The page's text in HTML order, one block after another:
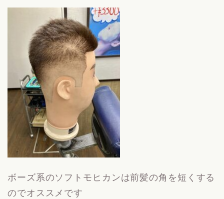
ボーズ系のソフトモヒカンは前髪の角を短くする
のでオススメです